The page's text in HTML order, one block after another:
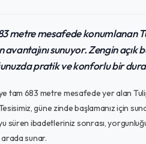
metre mesafede konumlanan
sunuyor. Zengin açık
pratik ve konforlu bir
tam 683 metre mesafede yer alan
Tesisimiz, güne zinde başlamanız için
süren ibadetleriniz sonrası,
sunar.